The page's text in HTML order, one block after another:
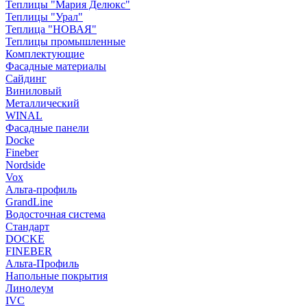
Теплицы "Мария Делюкс"
Теплицы "Урал"
Теплица "НОВАЯ"
Теплицы промышленные
Комплектующие
Фасадные материалы
Сайдинг
Виниловый
Металлический
WINAL
Фасадные панели
Docke
Fineber
Nordside
Vox
Альта-профиль
GrandLine
Водосточная система
Стандарт
DOCKE
FINEBER
Альта-Профиль
Напольные покрытия
Линолеум
IVC